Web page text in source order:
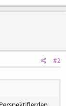
#2